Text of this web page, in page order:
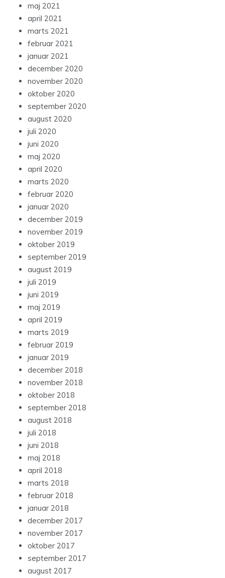
maj 2021
april 2021
marts 2021
februar 2021
januar 2021
december 2020
november 2020
oktober 2020
september 2020
august 2020
juli 2020
juni 2020
maj 2020
april 2020
marts 2020
februar 2020
januar 2020
december 2019
november 2019
oktober 2019
september 2019
august 2019
juli 2019
juni 2019
maj 2019
april 2019
marts 2019
februar 2019
januar 2019
december 2018
november 2018
oktober 2018
september 2018
august 2018
juli 2018
juni 2018
maj 2018
april 2018
marts 2018
februar 2018
januar 2018
december 2017
november 2017
oktober 2017
september 2017
august 2017